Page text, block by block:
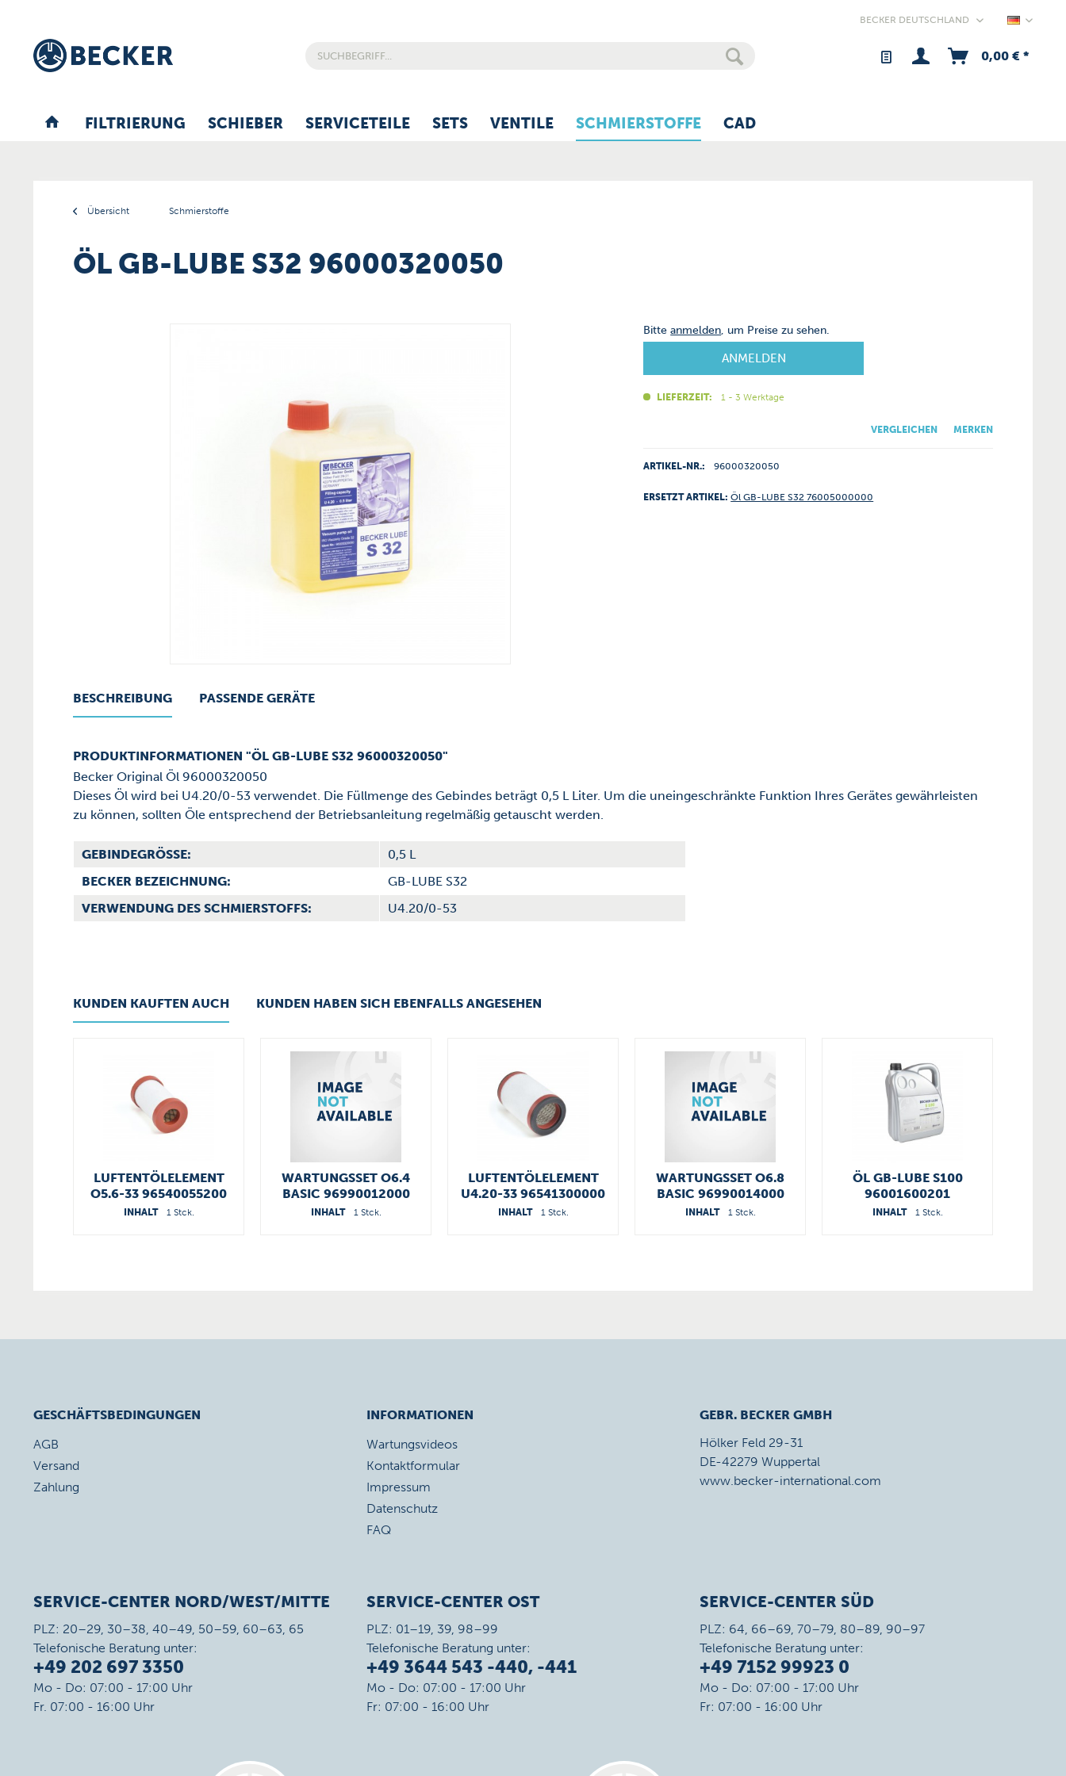
0,00 € *
FILTRIERUNG SCHIEBER SERVICETEILE SETS VENTILE SCHMIERSTOFFE CAD
Übersicht Schmierstoffe
ÖL GB-LUBE S32 96000320050
Bitteanmelden, um Preise zu sehen.
ANMELDEN
LIEFERZEIT: 1 - 3 Werktage
VERGLEICHEN MERKEN
ARTIKEL-NR.: 96000320050
ERSETZT ARTIKEL: Öl GB-LUBE S32 76005000000
BESCHREIBUNG PASSENDE GERÄTE
PRODUKTINFORMATIONEN "ÖL GB-LUBE S32 96000320050"
Becker Original Öl 96000320050
Dieses Öl wird bei U4.20/0-53 verwendet. Die Füllmenge des Gebindes beträgt 0,5 L Liter. Um die uneingeschränkte Funktion Ihres Gerätes gewährleisten
zu können, sollten Öle entsprechend der Betriebsanleitung regelmäßig getauscht werden.
GEBINDEGRÖSSE:
0,5 L
BECKER BEZEICHNUNG:
GB-LUBE S32
VERWENDUNG DES SCHMIERSTOFFS:
U4.20/0-53
KUNDEN KAUFTEN AUCH KUNDEN HABEN SICH EBENFALLS ANGESEHEN
LUFTENTÖLELEMENT
O5.6-33 96540055200
INHALT 1 Stck.
WARTUNGSSET O6.4
BASIC 96990012000
INHALT 1 Stck.
LUFTENTÖLELEMENT
U4.20-33 96541300000
INHALT 1 Stck.
WARTUNGSSET O6.8
BASIC 96990014000
INHALT 1 Stck.
ÖL GB-LUBE S100
96001600201
INHALT 1 Stck.
GESCHÄFTSBEDINGUNGEN
AGB
Versand
Zahlung
INFORMATIONEN
Wartungsvideos
Kontaktformular
Impressum
Datenschutz
FAQ
GEBR. BECKER GMBH
Hölker Feld 29-31
DE-42279 Wuppertal
www.becker-international.com
SERVICE-CENTER NORD/WEST/MITTE
PLZ: 20–29, 30–38, 40–49, 50–59, 60–63, 65
Telefonische Beratung unter:
+49 202 697 3350
Mo - Do: 07:00 - 17:00 Uhr
Fr. 07:00 - 16:00 Uhr
SERVICE-CENTER OST
PLZ: 01–19, 39, 98–99
Telefonische Beratung unter:
+49 3644 543 -440, -441
Mo - Do: 07:00 - 17:00 Uhr
Fr: 07:00 - 16:00 Uhr
SERVICE-CENTER SÜD
PLZ: 64, 66–69, 70–79, 80–89, 90–97
Telefonische Beratung unter:
+49 7152 99923 0
Mo - Do: 07:00 - 17:00 Uhr
Fr: 07:00 - 16:00 Uhr